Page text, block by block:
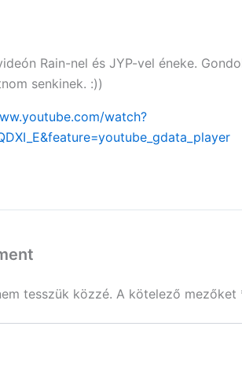
Rain-nel és JYP-vel éneke.
senkinek. :))
watch?
tesszük közzé. A kötelező mezőket